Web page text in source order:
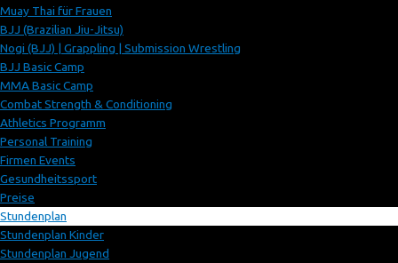
Muay Thai für Frauen
BJJ (Brazilian Jiu-Jitsu)
Nogi (BJJ) | Grappling | Submission Wrestling
BJJ Basic Camp
MMA Basic Camp
Combat Strength & Conditioning
Athletics Programm
Personal Training
Firmen Events
Gesundheitssport
Preise
Stundenplan
Stundenplan Kinder
Stundenplan Jugend